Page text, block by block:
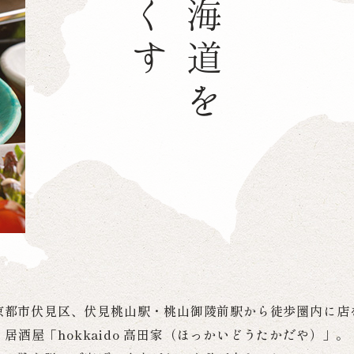
都市伏見区、伏見桃山駅・桃山御陵前駅から徒歩圏内に店
居酒屋「hokkaido 高田家（ほっかいどうたかだや）」。